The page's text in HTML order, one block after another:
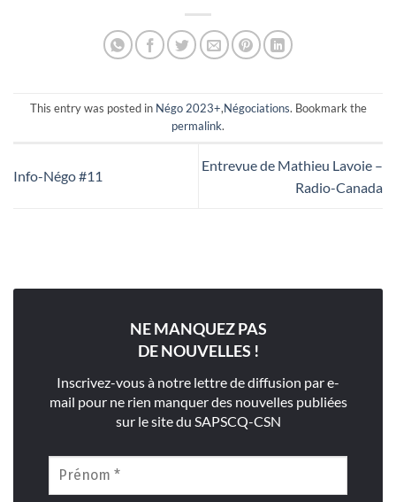
This entry was posted in Négo 2023+,Négociations. Bookmark the
permalink.
Info-Négo #11
Entrevue de Mathieu Lavoie –
Radio-Canada
NE MANQUEZ PAS
DE NOUVELLES !
Inscrivez-vous à notre lettre de diffusion par e-
mail pour ne rien manquer des nouvelles publiées
sur le site du SAPSCQ-CSN